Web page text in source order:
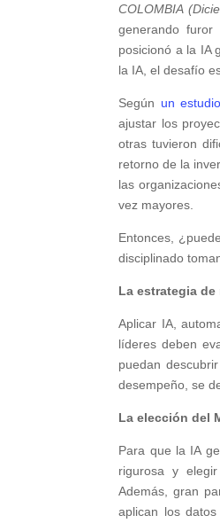
COLOMBIA
generando
posicionó a la IA
la IA, el desafío
Según un estudio
ajustar los
otras tuvieron
retorno de la
las
vez mayores.
Entonces,
disciplinado
La estrategia
Aplicar IA,
líderes deben
puedan
desempeño, se
La elección del
Para que la IA
rigurosa y
Además, gran
aplican los